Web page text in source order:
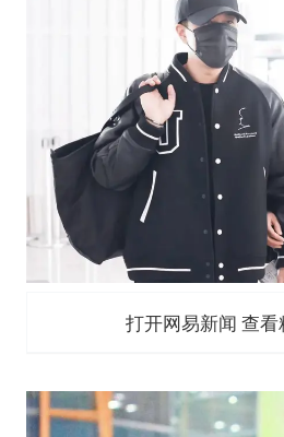
打开网易新闻 查